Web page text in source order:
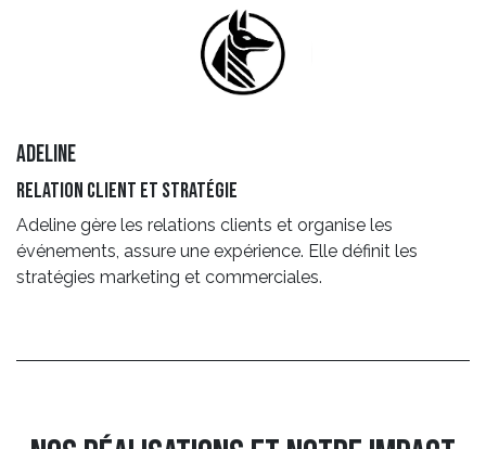
adeline
relation client et stratégie
Adeline gère les relations clients et organise les
événements, assure une expérience. Elle définit les
stratégies marketing et commerciales.